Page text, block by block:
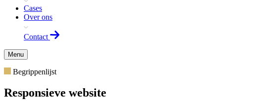
Cases
Over ons
Contact
Menu
Begrippenlijst
Responsieve website